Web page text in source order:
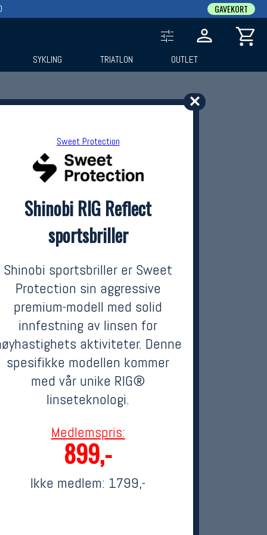
✕
Sweet Protection
Shinobi RIG Reflect
sportsbriller
Shinobi sportsbriller er Sweet
Protection sin aggressive
premium-modell med solid
innfestning av linsen for
aktiviteter. Denne
spesifikke modellen kommer
med vår unike RIG®
linseteknologi.
Medlemspris:
899,-
Ikke medlem: 1799,-
GAVEKORT
SYKLING TRIATLON OUTLET